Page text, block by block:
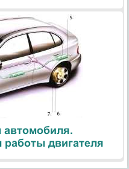
автомобиля.
двигателя